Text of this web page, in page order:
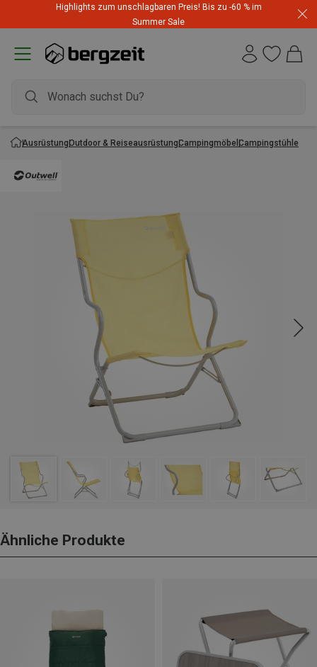
Highlights zum unschlagbaren Preis! Bis zu -60 % im
Summer Sale
AusrüstungOutdoor & ReiseausrüstungCampingmöbel Campingstühle
Ähnliche Produkte